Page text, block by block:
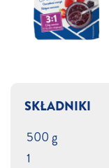
SKŁADNIKI
500 g
1